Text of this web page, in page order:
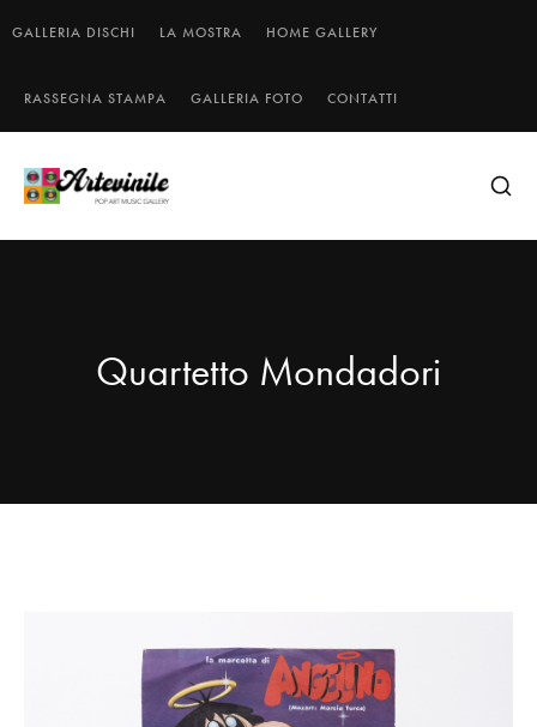
GALLERIA DISCHI LA MOSTRA HOME GALLERY
RASSEGNA STAMPA GALLERIA FOTO CONTATTI
Quartetto Mondadori